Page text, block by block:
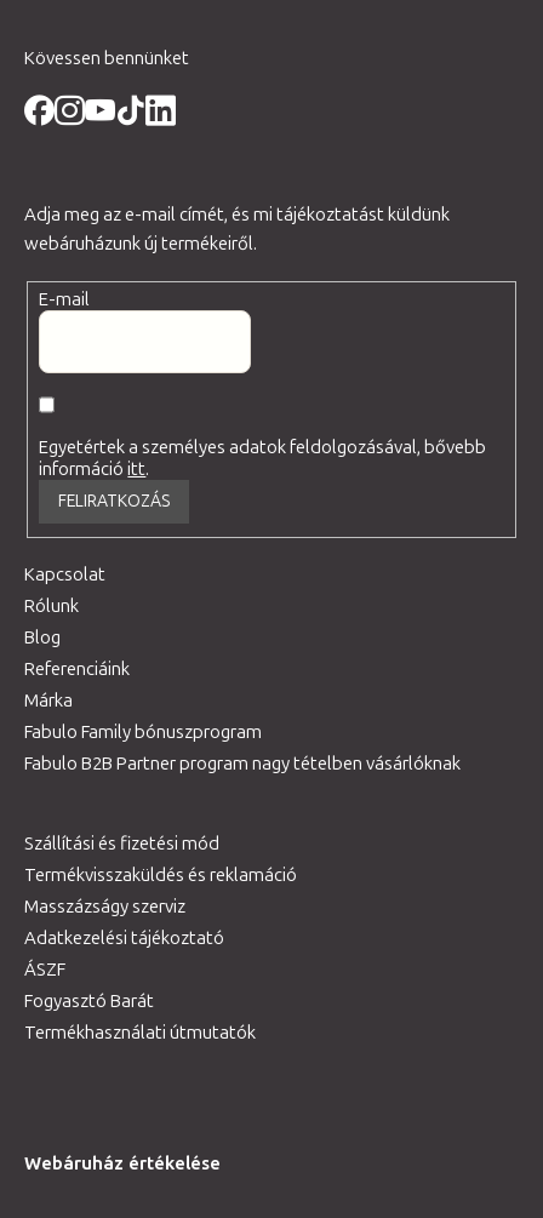
Kövessen bennünket
Adja meg az e-mail címét, és mi tájékoztatást küldünk
webáruházunk új termékeiről.
E-mail
Egyetértek a személyes adatok feldolgozásával, bővebb
információitt.
FELIRATKOZÁS
Kapcsolat
Rólunk
Blog
Referenciáink
Márka
Fabulo Family bónuszprogram
Fabulo B2B Partner program nagy tételben vásárlóknak
Szállítási és fizetési mód
Termékvisszaküldés és reklamáció
Masszázságy szerviz
Adatkezelési tájékoztató
ÁSZF
Fogyasztó Barát
Termékhasználati útmutatók
Webáruház értékelése